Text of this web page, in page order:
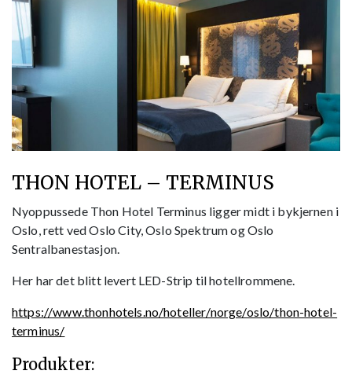
THON HOTEL – TERMINUS
Nyoppussede Thon Hotel Terminus ligger midt i bykjernen i
Oslo, rett ved Oslo City, Oslo Spektrum og Oslo
Sentralbanestasjon.
Her har det blitt levert LED-Strip til hotellrommene.
https://www.thonhotels.no/hoteller/norge/oslo/thon-hotel-
terminus/
Produkter: